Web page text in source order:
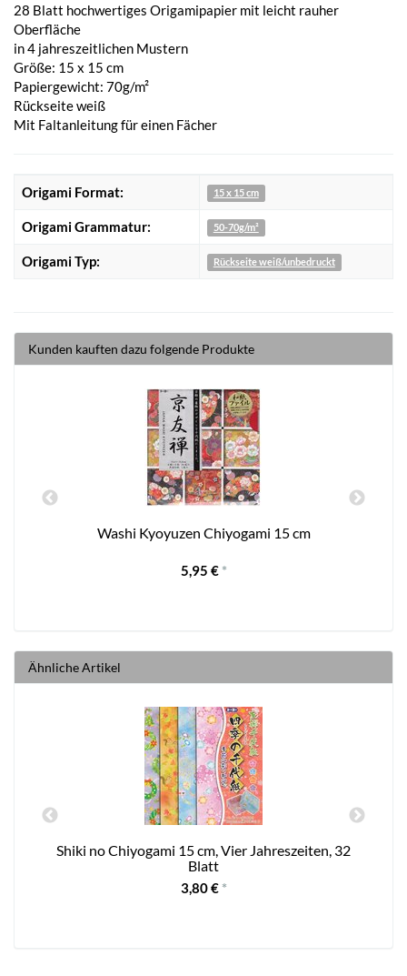
28 Blatt hochwertiges Origamipapier mit leicht rauher
Oberfläche
in 4 jahreszeitlichen Mustern
Größe: 15 x 15 cm
Papiergewicht: 70g/m²
Rückseite weiß
Mit Faltanleitung für einen Fächer
Origami Format: 15 x 15 cm
Origami Grammatur: 50-70g/m²
Origami Typ: Rückseite weiß/unbedruckt
Kunden kauften dazu folgende Produkte
Washi Kyoyuzen Chiyogami 15 cm
5,95 € *
Ähnliche Artikel
Shiki no Chiyogami 15 cm, Vier Jahreszeiten, 32
Blatt
3,80 € *